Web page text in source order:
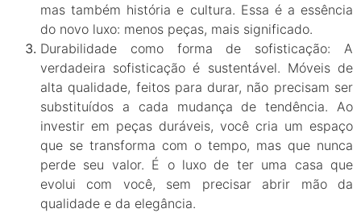
mas também história e cultura. Essa é a essência
do novo luxo: menos peças, mais significado.
Durabilidade como forma de sofisticação: A
verdadeira sofisticação é sustentável. Móveis de
alta qualidade, feitos para durar, não precisam ser
substituídos a cada mudança de tendência. Ao
investir em peças duráveis, você cria um espaço
que se transforma com o tempo, mas que nunca
perde seu valor. É o luxo de ter uma casa que
evolui com você, sem precisar abrir mão da
qualidade e da elegância.